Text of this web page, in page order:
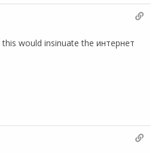
would insinuate the интернет